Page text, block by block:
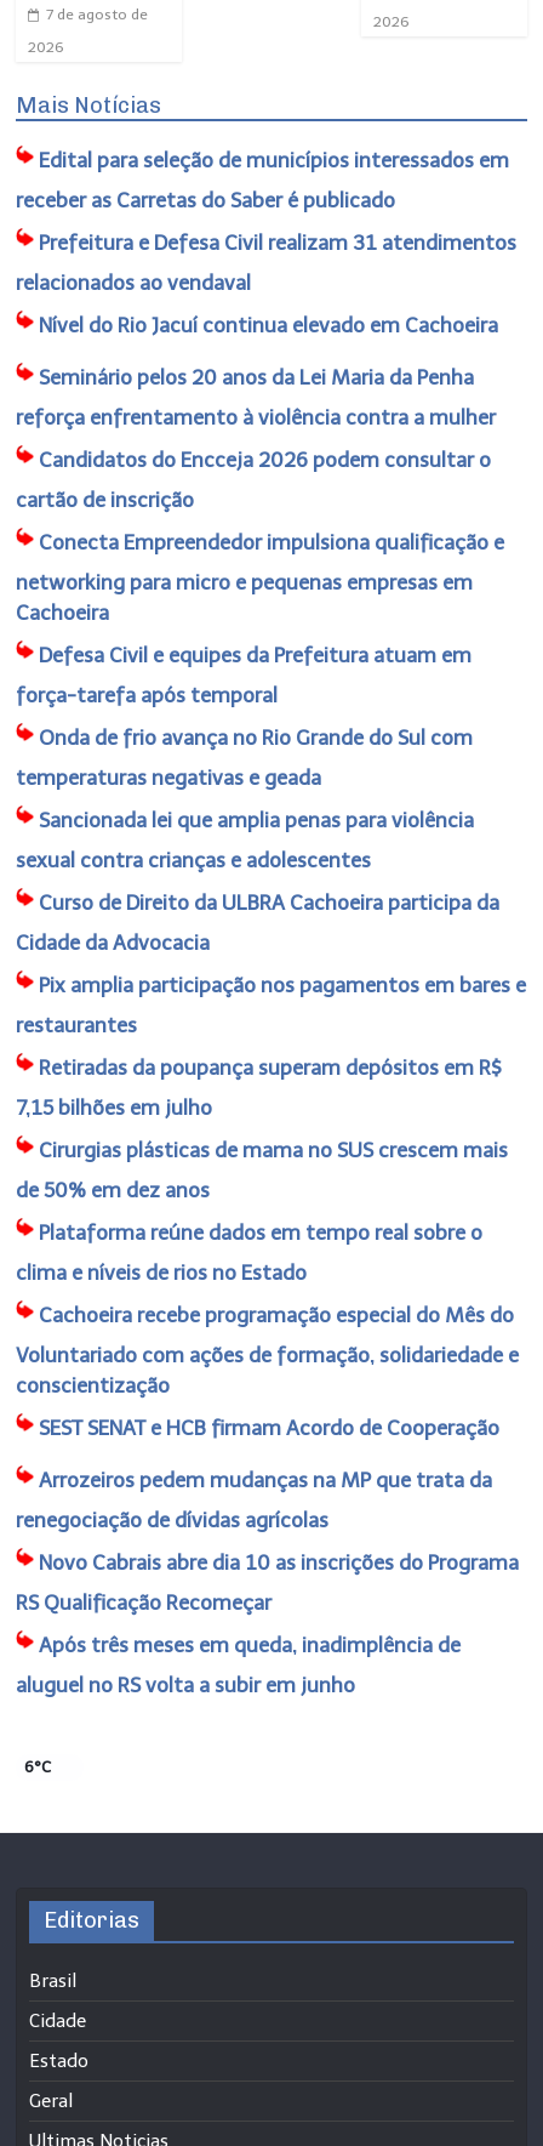
7 de agosto de
2026
2026
Mais Notícias
Edital para seleção de municípios interessados em
receber as Carretas do Saber é publicado
Prefeitura e Defesa Civil realizam 31 atendimentos
relacionados ao vendaval
Nível do Rio Jacuí continua elevado em Cachoeira
Seminário pelos 20 anos da Lei Maria da Penha
reforça enfrentamento à violência contra a mulher
Candidatos do Encceja 2026 podem consultar o
cartão de inscrição
Conecta Empreendedor impulsiona qualificação e
networking para micro e pequenas empresas em
Cachoeira
Defesa Civil e equipes da Prefeitura atuam em
força-tarefa após temporal
Onda de frio avança no Rio Grande do Sul com
temperaturas negativas e geada
Sancionada lei que amplia penas para violência
sexual contra crianças e adolescentes
Curso de Direito da ULBRA Cachoeira participa da
Cidade da Advocacia
Pix amplia participação nos pagamentos em bares e
restaurantes
Retiradas da poupança superam depósitos em R$
7,15 bilhões em julho
Cirurgias plásticas de mama no SUS crescem mais
de 50% em dez anos
Plataforma reúne dados em tempo real sobre o
clima e níveis de rios no Estado
Cachoeira recebe programação especial do Mês do
Voluntariado com ações de formação, solidariedade e
conscientização
SEST SENAT e HCB firmam Acordo de Cooperação
Arrozeiros pedem mudanças na MP que trata da
renegociação de dívidas agrícolas
Novo Cabrais abre dia 10 as inscrições do Programa
RS Qualificação Recomeçar
Após três meses em queda, inadimplência de
aluguel no RS volta a subir em junho
6°C
Editorias
Brasil
Cidade
Estado
Geral
Ultimas Noticias